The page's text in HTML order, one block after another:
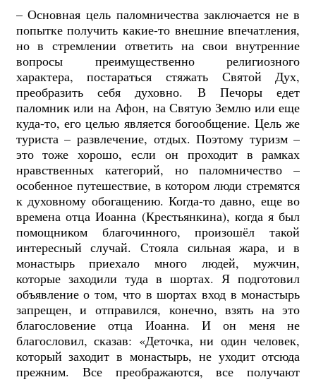
– Основная цель паломничества заключается не в
попытке получить какие-то внешние впечатления,
но в стремлении ответить на свои внутренние
вопросы преимущественно религиозного
характера, постараться стяжать Святой Дух,
преобразить себя духовно. В Печоры едет
паломник или на Афон, на Святую Землю или еще
куда-то, его целью является богообщение. Цель же
туриста – развлечение, отдых. Поэтому туризм –
это тоже хорошо, если он проходит в рамках
нравственных категорий, но паломничество –
особенное путешествие, в котором люди стремятся
к духовному обогащению. Когда-то давно, еще во
времена отца Иоанна (Крестьянкина), когда я был
помощником благочинного, произошёл такой
интересный случай. Стояла сильная жара, и в
монастырь приехало много людей, мужчин,
которые заходили туда в шортах. Я подготовил
объявление о том, что в шортах вход в монастырь
запрещен, и отправился, конечно, взять на это
благословение отца Иоанна. И он меня не
благословил, сказав: «Деточка, ни один человек,
который заходит в монастырь, не уходит отсюда
прежним. Все преображаются, все получают